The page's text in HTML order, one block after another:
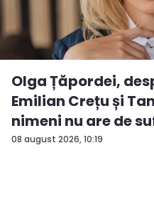
08 august 2026, 10:19
Olga Țăpordei,
Emilian Crețu și
nimeni nu are de